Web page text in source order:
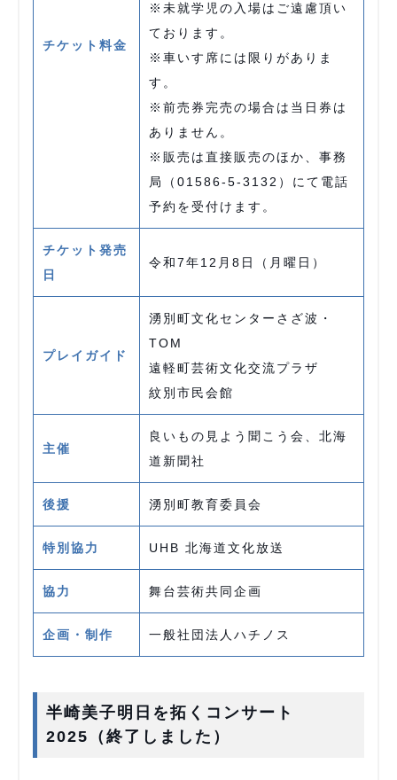
チケット料金
※未就学児の入場はご遠慮頂い
ております。
※車いす席には限りがありま
す。
※前売券完売の場合は当日券は
ありません。
※販売は直接販売のほか、事務
局（01586-5-3132）にて電話
予約を受付けます。
チケット発売
日
令和7年12月8日（月曜日）
プレイガイド
湧別町文化センターさざ波・
TOM
遠軽町芸術文化交流プラザ
紋別市民会館
主催
良いもの見よう聞こう会、北海
道新聞社
後援 湧別町教育委員会
特別協力 UHB 北海道文化放送
協力 舞台芸術共同企画
企画・制作 一般社団法人ハチノス
半崎美子明日を拓くコンサート
2025（終了しました）